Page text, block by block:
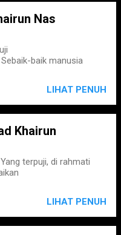
Nas
baik manusia
LIHAT PENUH
Khairun
terpuji, di rahmati
LIHAT PENUH